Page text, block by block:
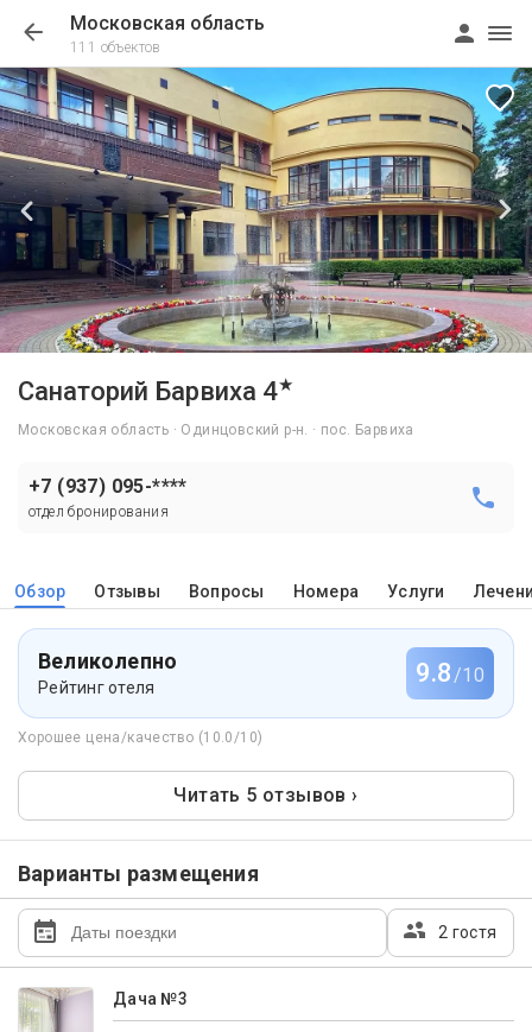
Московская область
111 объектов
Санаторий Барвиха 4★
Московская область · Одинцовский р-н. · пос. Барвиха
+7 (937) 095-****
отдел бронирования
Обзор Отзывы Вопросы Номера Услуги
Великолепно
Рейтинг отеля 9.8/10
Хорошее цена/качество (10.0/10)
Читать 5 отзывов ›
Варианты размещения
2 гостя
Дача №3